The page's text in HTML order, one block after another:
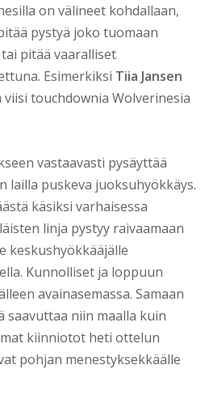
on välineet kohdallaan,
pystyä joko tuomaan
tai pitää vaaralliset
Esimerkiksi Tiia Jansen
touchdownia Wolverinesia
vastaavasti pysäyttää
lailla puskeva juoksuhyökkäys.
käsiksi varhaisessa
linja pystyy raivaamaan
keskushyökkääjälle
Kunnolliset ja loppuun
avainasemassa. Samaan
saavuttaa niin maalla kuin
kiinniotot heti ottelun
pohjan menestyksekkäälle